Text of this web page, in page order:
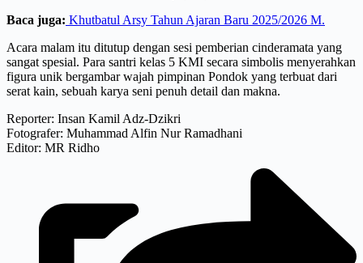
Baca juga: Khutbatul Arsy Tahun Ajaran Baru 2025/2026 M.
Acara malam itu ditutup dengan sesi pemberian cinderamata yang
sangat spesial. Para santri kelas 5 KMI secara simbolis menyerahkan
figura unik bergambar wajah pimpinan Pondok yang terbuat dari
serat kain, sebuah karya seni penuh detail dan makna.
Reporter: Insan Kamil Adz-Dzikri
Fotografer: Muhammad Alfin Nur Ramadhani
Editor: MR Ridho